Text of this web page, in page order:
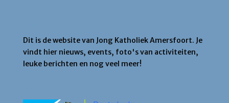
Dit is de website van Jong Katholiek Amersfoort. Je
vindt hier nieuws, events, foto's van activiteiten,
leuke berichten en nog veel meer!